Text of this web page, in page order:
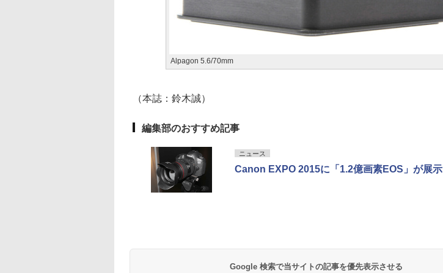
Alpagon 5.6/70mm
（本誌：鈴木誠）
編集部のおすすめ記事
ニュース
Canon EXPO 2015に「1.2億画素EOS」が展示
Google 検索で当サイトの記事を優先表示させる